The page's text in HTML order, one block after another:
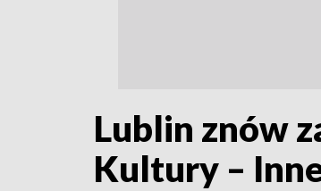
Lublin znów
Kultury –